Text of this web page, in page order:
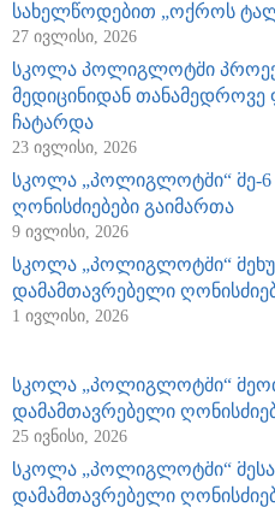
სახელწოდებით „ოქროს
27 ივლისი, 2026
სკოლა პოლიგლოტში
მედიცინიდან
ჩატარდა
23 ივლისი, 2026
სკოლა „პოლიგლოტში“ მე-
ღონისძიებები გაიმართა
9 ივლისი, 2026
სკოლა „პოლიგლოტში“
დამამთავრებელი
1 ივლისი, 2026
სკოლა „პოლიგლოტში“
დამამთავრებელი
25 ივნისი, 2026
სკოლა „პოლიგლოტში“
დამამთავრებელი